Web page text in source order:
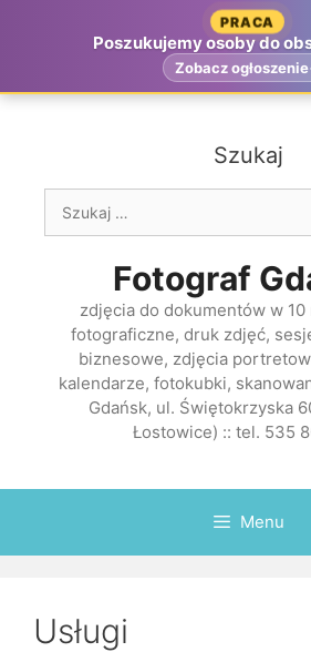
PRACA
Poszukujemy osoby do
Zobacz ogłoszenie
Szukaj
Fotograf
zdjęcia do dokumentów w
fotograficzne, druk zdjęć,
biznesowe, zdjęcia
kalendarze, fotokubki,
Gdańsk, ul. Świętokrzyska
Łostowice) :: tel. 535
Menu
Usługi